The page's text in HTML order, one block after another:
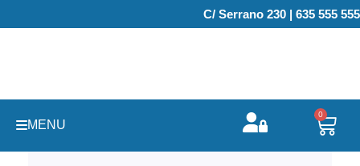
al
C/ Serrano 230 | 635 555 555
MENU
0